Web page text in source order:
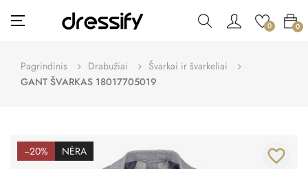
Toggle
navigation
☰ 0 0
Pagrindinis Drabužiai
Švarkai ir švarkeliai
GANT ŠVARKAS 18017705019
−20% NĖRA favorite_border